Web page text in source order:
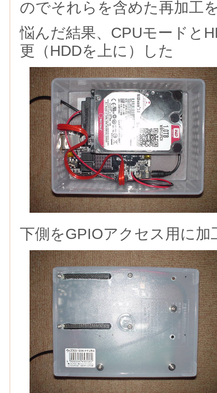
のでそれらを含めた再加工
悩んだ結果、CPUモードと
更（HDDを上に）した
下側をGPIOアクセス用に加